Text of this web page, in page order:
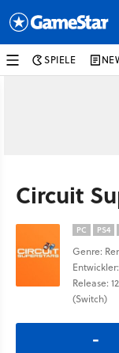
SPIELE
Circuit
PC PS4
Genre:
Release:
(Switch)
-